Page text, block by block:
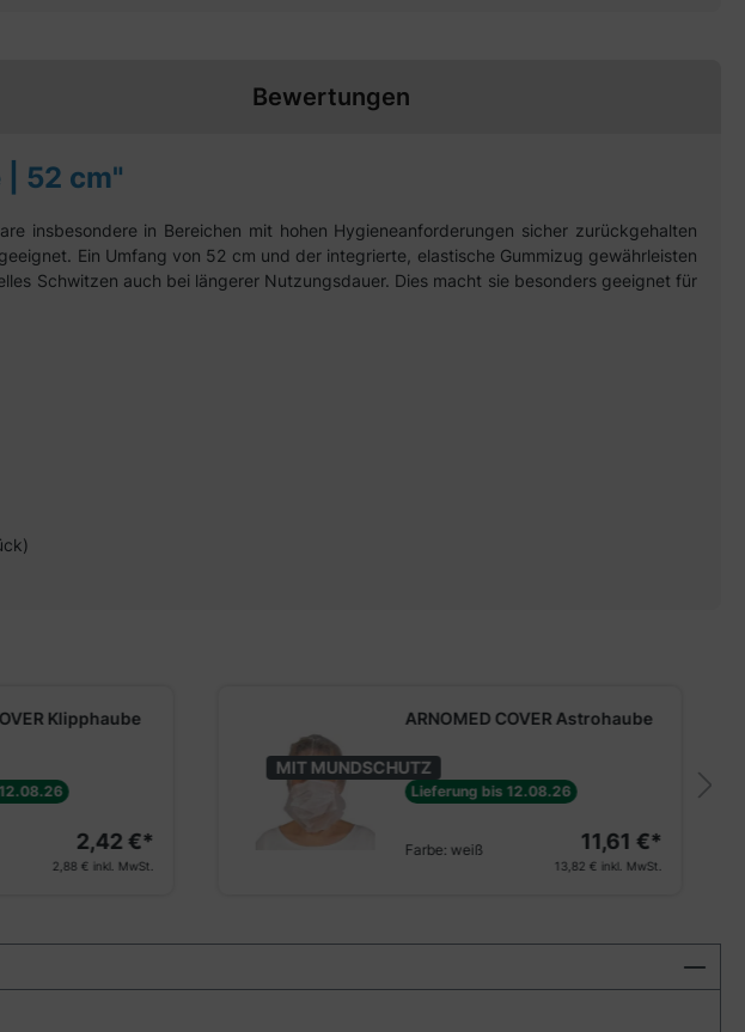
Bewertungen
| 52 cm"
insbesondere in Bereichen mit hohen Hygieneanforderungen sicher zurückgehalten
geeignet. Ein Umfang von 52 cm und der integrierte, elastische Gummizug gewährleisten
Schwitzen auch bei längerer Nutzungsdauer. Dies macht sie besonders geeignet für
Klipphaube
2,42 €*
2,88 € inkl. MwSt.
MIT MUNDSCHUTZ
ARNOMED COVER Astrohaube
Lieferung bis 12.08.26
Farbe: weiß 11,61 €*
13,82 € inkl. MwSt.